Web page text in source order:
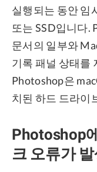
실행되는 동안 임
또는 SSD입니다.
문서의 일부와
기록 패널 상태를
Photoshop은
치된 하드 드라이
Photoshop
크 오류가